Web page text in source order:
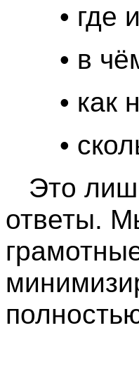
• где
• в чём
• как
•
Это
ответы.